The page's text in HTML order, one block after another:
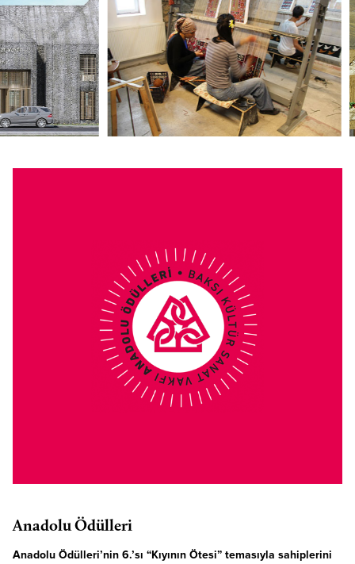
Anadolu Ödülleri
Anadolu Ödülleri’nin 6.’sı “Kıyının Ötesi” temasıyla sahiplerini